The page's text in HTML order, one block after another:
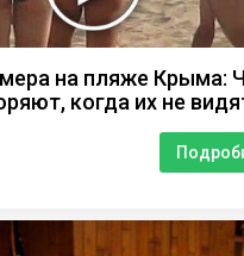
на пляже Крыма:
когда их не